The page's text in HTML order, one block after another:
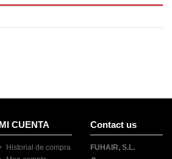
MI CUENTA
Historial de compra
Contact us
FUHAIR, S.L.